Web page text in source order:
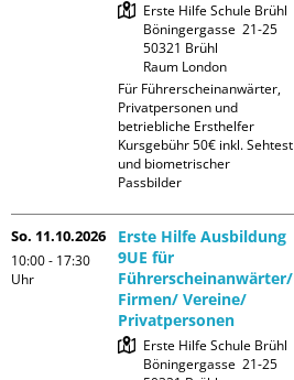
Erste Hilfe Schule Brühl
Böningergasse  21-25
50321 Brühl
Raum London
Für Führerscheinanwärter,
Privatpersonen und
betriebliche Ersthelfer
Kursgebühr 50€ inkl. Sehtest
und biometrischer
Passbilder
So. 11.10.2026
10:00 - 17:30
Uhr
Erste Hilfe Ausbildung
9UE für
Führerscheinanwärter/
Firmen/ Vereine/
Privatpersonen
Erste Hilfe Schule Brühl
Böningergasse  21-25